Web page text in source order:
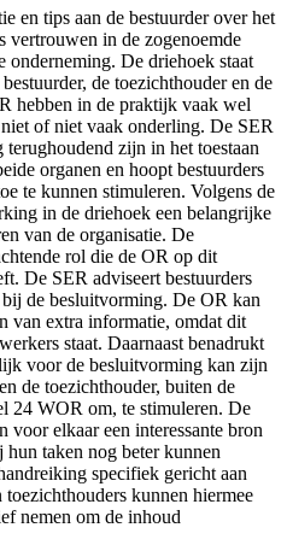
en tips aan de bestuurder over het
vertrouwen in de zogenoemde
onderneming. De driehoek staat
de toezichthouder en de
hebben in de praktijk vaak wel
of niet vaak onderling. De SER
zijn in het toestaan
organen en hoopt bestuurders
te kunnen stimuleren. Volgens de
in de driehoek een belangrijke
van de organisatie. De
rol die de OR op dit
De SER adviseert bestuurders
de besluitvorming. De OR kan
van extra informatie, omdat dit
staat. Daarnaast benadrukt
voor de besluitvorming kan zijn
de toezichthouder, buiten de
24 WOR om, te stimuleren. De
voor elkaar een interessante bron
taken nog beter kunnen
specifiek gericht aan
kunnen hiermee
nemen om de inhoud